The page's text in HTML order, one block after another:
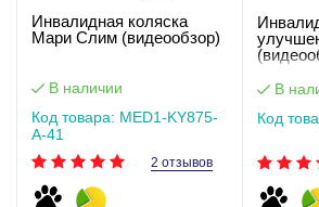
Инвалидная коляска
Мари Слим (видеообзор)
В наличии
Код товара: MED1-KY875-
А-41
2 отзывов
В
Код